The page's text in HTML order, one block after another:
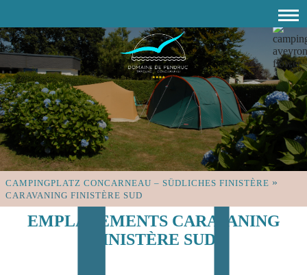
CAMPINGPLATZ CONCARNEAU – SÜDLICHES FINISTÈRE »
CARAVANING FINISTÈRE SUD
EMPLACEMENTS CARAVANING
FINISTÈRE SUD